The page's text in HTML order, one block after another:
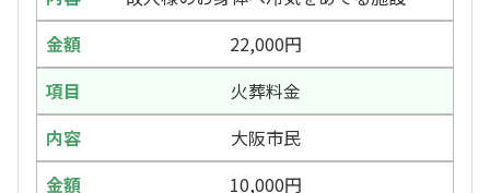
22,000円
火葬料金
大阪市民
10,000円